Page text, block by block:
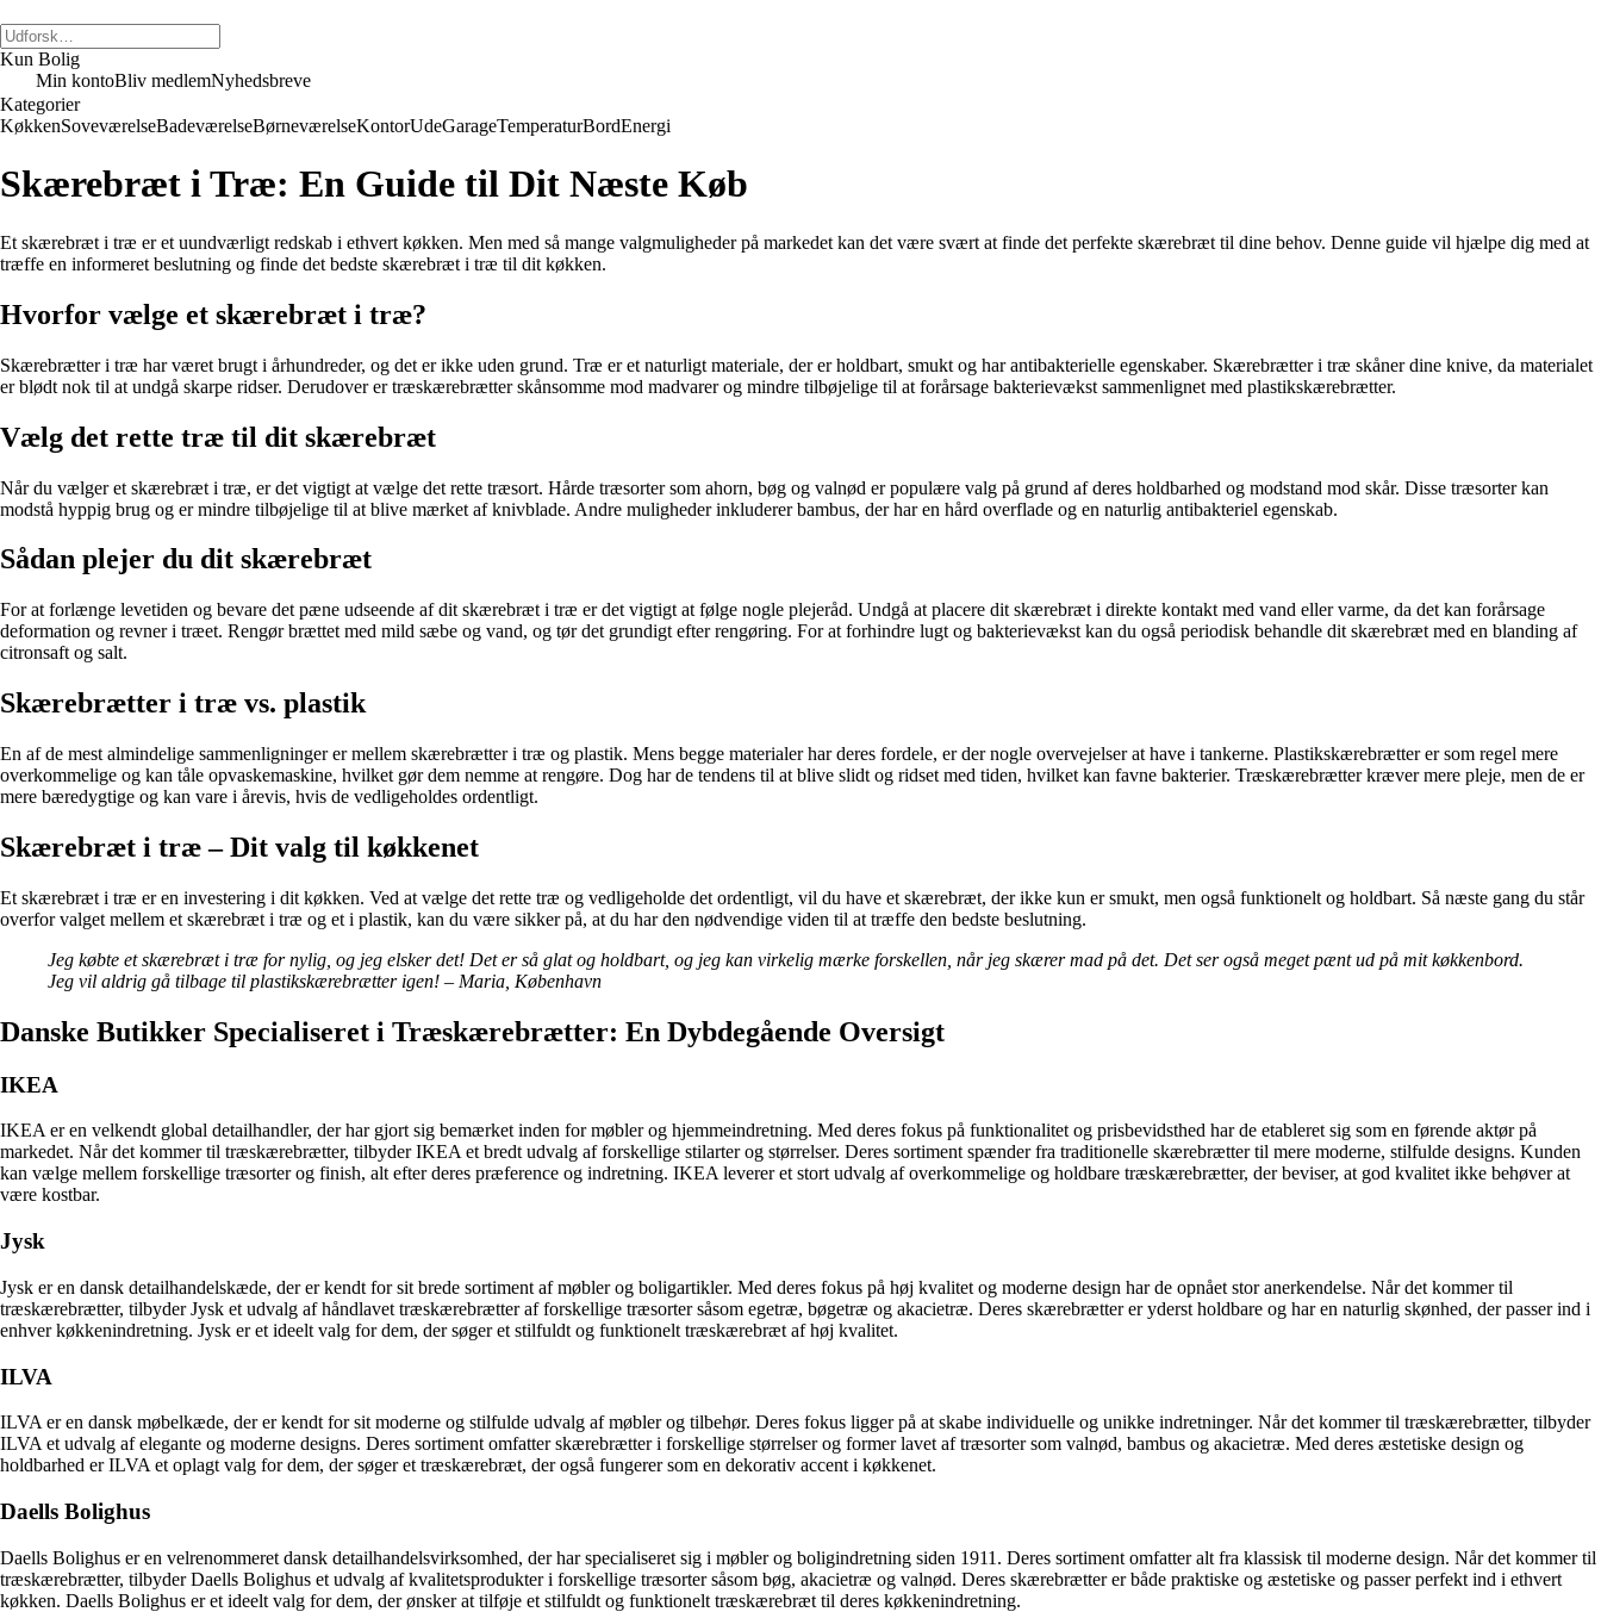
Kun Bolig
Min kontoBliv medlemNyhedsbreve
Kategorier
KøkkenSoveværelseBadeværelseBørneværelseKontorUdeGarageTemperaturBordEnergi
Skærebræt i Træ: En Guide til Dit Næste Køb
Et skærebræt i træ er et uundværligt redskab i ethvert køkken. Men med så mange valgmuligheder på markedet kan det være svært at finde det perfekte skærebræt til dine behov. Denne guide vil hjælpe dig med at
træffe en informeret beslutning og finde det bedste skærebræt i træ til dit køkken.
Hvorfor vælge et skærebræt i træ?
Skærebrætter i træ har været brugt i århundreder, og det er ikke uden grund. Træ er et naturligt materiale, der er holdbart, smukt og har antibakterielle egenskaber. Skærebrætter i træ skåner dine knive, da materialet
er blødt nok til at undgå skarpe ridser. Derudover er træskærebrætter skånsomme mod madvarer og mindre tilbøjelige til at forårsage bakterievækst sammenlignet med plastikskærebrætter.
Vælg det rette træ til dit skærebræt
Når du vælger et skærebræt i træ, er det vigtigt at vælge det rette træsort. Hårde træsorter som ahorn, bøg og valnød er populære valg på grund af deres holdbarhed og modstand mod skår. Disse træsorter kan
modstå hyppig brug og er mindre tilbøjelige til at blive mærket af knivblade. Andre muligheder inkluderer bambus, der har en hård overflade og en naturlig antibakteriel egenskab.
Sådan plejer du dit skærebræt
For at forlænge levetiden og bevare det pæne udseende af dit skærebræt i træ er det vigtigt at følge nogle plejeråd. Undgå at placere dit skærebræt i direkte kontakt med vand eller varme, da det kan forårsage
deformation og revner i træet. Rengør brættet med mild sæbe og vand, og tør det grundigt efter rengøring. For at forhindre lugt og bakterievækst kan du også periodisk behandle dit skærebræt med en blanding af
citronsaft og salt.
Skærebrætter i træ vs. plastik
En af de mest almindelige sammenligninger er mellem skærebrætter i træ og plastik. Mens begge materialer har deres fordele, er der nogle overvejelser at have i tankerne. Plastikskærebrætter er som regel mere
overkommelige og kan tåle opvaskemaskine, hvilket gør dem nemme at rengøre. Dog har de tendens til at blive slidt og ridset med tiden, hvilket kan favne bakterier. Træskærebrætter kræver mere pleje, men de er
mere bæredygtige og kan vare i årevis, hvis de vedligeholdes ordentligt.
Skærebræt i træ – Dit valg til køkkenet
Et skærebræt i træ er en investering i dit køkken. Ved at vælge det rette træ og vedligeholde det ordentligt, vil du have et skærebræt, der ikke kun er smukt, men også funktionelt og holdbart. Så næste gang du står
overfor valget mellem et skærebræt i træ og et i plastik, kan du være sikker på, at du har den nødvendige viden til at træffe den bedste beslutning.
Jeg købte et skærebræt i træ for nylig, og jeg elsker det! Det er så glat og holdbart, og jeg kan virkelig mærke forskellen, når jeg skærer mad på det. Det ser også meget pænt ud på mit køkkenbord.
Jeg vil aldrig gå tilbage til plastikskærebrætter igen! – Maria, København
Danske Butikker Specialiseret i Træskærebrætter: En Dybdegående Oversigt
IKEA
IKEA er en velkendt global detailhandler, der har gjort sig bemærket inden for møbler og hjemmeindretning. Med deres fokus på funktionalitet og prisbevidsthed har de etableret sig som en førende aktør på
markedet. Når det kommer til træskærebrætter, tilbyder IKEA et bredt udvalg af forskellige stilarter og størrelser. Deres sortiment spænder fra traditionelle skærebrætter til mere moderne, stilfulde designs. Kunden
kan vælge mellem forskellige træsorter og finish, alt efter deres præference og indretning. IKEA leverer et stort udvalg af overkommelige og holdbare træskærebrætter, der beviser, at god kvalitet ikke behøver at
være kostbar.
Jysk
Jysk er en dansk detailhandelskæde, der er kendt for sit brede sortiment af møbler og boligartikler. Med deres fokus på høj kvalitet og moderne design har de opnået stor anerkendelse. Når det kommer til
træskærebrætter, tilbyder Jysk et udvalg af håndlavet træskærebrætter af forskellige træsorter såsom egetræ, bøgetræ og akacietræ. Deres skærebrætter er yderst holdbare og har en naturlig skønhed, der passer ind i
enhver køkkenindretning. Jysk er et ideelt valg for dem, der søger et stilfuldt og funktionelt træskærebræt af høj kvalitet.
ILVA
ILVA er en dansk møbelkæde, der er kendt for sit moderne og stilfulde udvalg af møbler og tilbehør. Deres fokus ligger på at skabe individuelle og unikke indretninger. Når det kommer til træskærebrætter, tilbyder
ILVA et udvalg af elegante og moderne designs. Deres sortiment omfatter skærebrætter i forskellige størrelser og former lavet af træsorter som valnød, bambus og akacietræ. Med deres æstetiske design og
holdbarhed er ILVA et oplagt valg for dem, der søger et træskærebræt, der også fungerer som en dekorativ accent i køkkenet.
Daells Bolighus
Daells Bolighus er en velrenommeret dansk detailhandelsvirksomhed, der har specialiseret sig i møbler og boligindretning siden 1911. Deres sortiment omfatter alt fra klassisk til moderne design. Når det kommer til
træskærebrætter, tilbyder Daells Bolighus et udvalg af kvalitetsprodukter i forskellige træsorter såsom bøg, akacietræ og valnød. Deres skærebrætter er både praktiske og æstetiske og passer perfekt ind i ethvert
køkken. Daells Bolighus er et ideelt valg for dem, der ønsker at tilføje et stilfuldt og funktionelt træskærebræt til deres køkkenindretning.